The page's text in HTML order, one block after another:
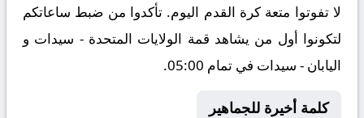
لا تفوتوا متعة كرة القدم اليوم. تأكدوا من ضبط ساعاتكم
لتكونوا أول من يشاهد قمة الولايات المتحدة - سيدات و
اليابان - سيدات في تمام 05:00.
كلمة أخيرة للجماهير